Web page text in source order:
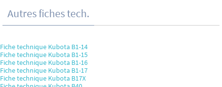
Autres fiches tech.
Fiche technique Kubota B1-14
Fiche technique Kubota B1-15
Fiche technique Kubota B1-16
Fiche technique Kubota B1-17
Fiche technique Kubota B17X